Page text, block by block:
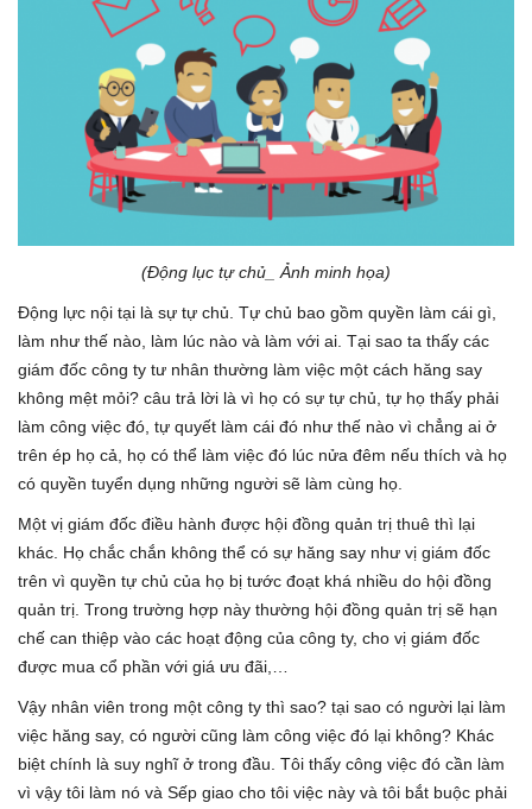
(Động lục tự chủ_ Ảnh minh họa)
Động lực nội tại là sự tự chủ. Tự chủ bao gồm quyền làm cái gì,
làm như thế nào, làm lúc nào và làm với ai. Tại sao ta thấy các
giám đốc công ty tư nhân thường làm việc một cách hăng say
không mệt mỏi? câu trả lời là vì họ có sự tự chủ, tự họ thấy phải
làm công việc đó, tự quyết làm cái đó như thế nào vì chẳng ai ở
trên ép họ cả, họ có thể làm việc đó lúc nửa đêm nếu thích và họ
có quyền tuyển dụng những người sẽ làm cùng họ.
Một vị giám đốc điều hành được hội đồng quản trị thuê thì lại
khác. Họ chắc chắn không thể có sự hăng say như vị giám đốc
trên vì quyền tự chủ của họ bị tước đoạt khá nhiều do hội đồng
quản trị. Trong trường hợp này thường hội đồng quản trị sẽ hạn
chế can thiệp vào các hoạt động của công ty, cho vị giám đốc
được mua cổ phần với giá ưu đãi,…
Vậy nhân viên trong một công ty thì sao? tại sao có người lại làm
việc hăng say, có người cũng làm công việc đó lại không? Khác
biệt chính là suy nghĩ ở trong đầu. Tôi thấy công việc đó cần làm
vì vậy tôi làm nó và Sếp giao cho tôi việc này và tôi bắt buộc phải